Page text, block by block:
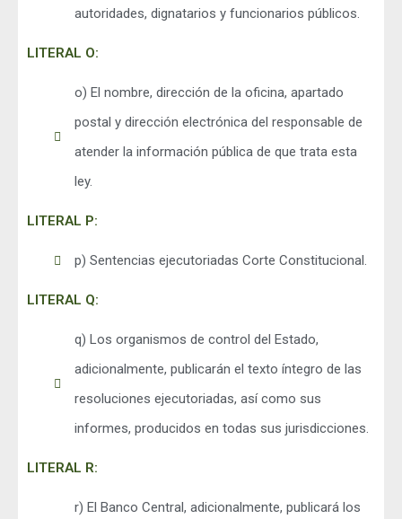
autoridades, dignatarios y funcionarios públicos.
LITERAL O:
o) El nombre, dirección de la oficina, apartado
postal y dirección electrónica del responsable de
atender la información pública de que trata esta
ley.
LITERAL P:
p) Sentencias ejecutoriadas Corte Constitucional.
LITERAL Q:
q) Los organismos de control del Estado,
adicionalmente, publicarán el texto íntegro de las
resoluciones ejecutoriadas, así como sus
informes, producidos en todas sus jurisdicciones.
LITERAL R:
r) El Banco Central, adicionalmente, publicará los